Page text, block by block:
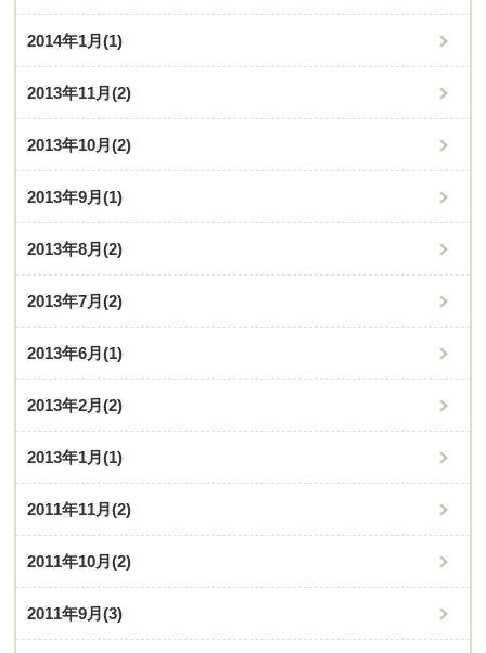
2014年1月(1)
2013年11月(2)
2013年10月(2)
2013年9月(1)
2013年8月(2)
2013年7月(2)
2013年6月(1)
2013年2月(2)
2013年1月(1)
2011年11月(2)
2011年10月(2)
2011年9月(3)